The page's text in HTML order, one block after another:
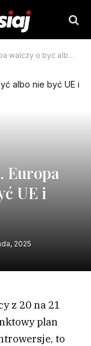
albo nie być UE i NATO
Europa
UE i
2025
z 20 na 21
plan
to